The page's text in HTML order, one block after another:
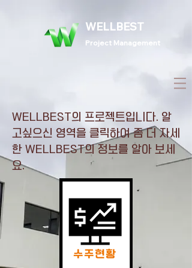
WELLBEST
Project Management
WELLBEST의 프로젝트입니다. 알
고싶으신 영역을 클릭하여 좀 더 자세
한 WELLBEST의 정보를 알아 보세
요.